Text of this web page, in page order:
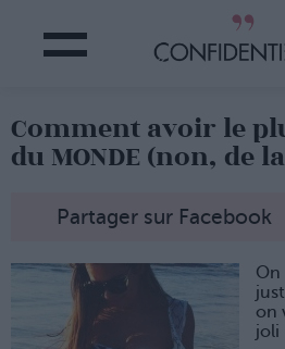
Comment avoir le
du MONDE (non, de
Partager sur Facebook
On
on
joli